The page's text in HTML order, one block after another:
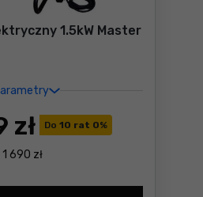
1.5kW Master
Do 10 rat 0%
1 690 zł
zł